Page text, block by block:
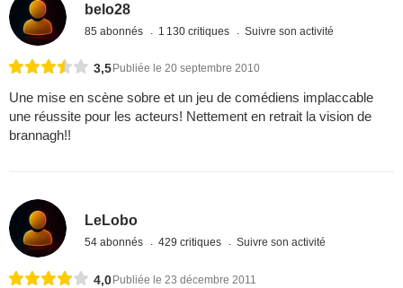
belo28
85 abonnés 1 130 critiques Suivre son activité
3,5 Publiée le 20 septembre 2010
Une mise en scène sobre et un jeu de comédiens implaccable
une réussite pour les acteurs! Nettement en retrait la vision de
brannagh!!
LeLobo
54 abonnés 429 critiques Suivre son activité
4,0Publiée le 23 décembre 2011